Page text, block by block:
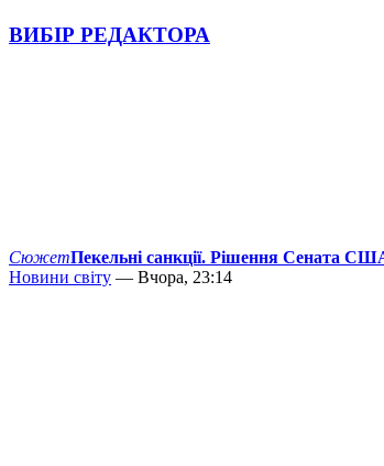
ВИБІР РЕДАКТОРА
СюжетПекельні санкції. Рішення Сената
Новини світу — Вчора, 23:14